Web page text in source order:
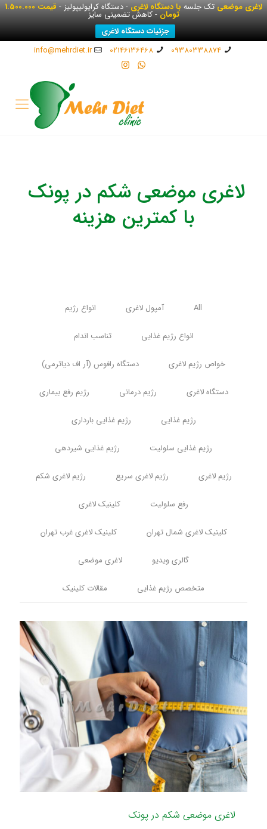
لاغری موضعیتک جلسهبا دستگاه لاغری- دستگاه کرایولیپولیز - قیمت 1.500.000
تومان- کاهش تضمینی سایز
جزئیات دستگاه لاغری
09380338874
02146136468
info@mehrdiet.ir
لاغری موضعی شکم در پونک
با کمترین هزینه
All آمپول لاغری انواع رژیم
انواع رژیم غذایی تناسب اندام
خواص رژیم لاغری دستگاه رافوس (آر اف دیاترمی)
دستگاه لاغری رژیم درمانی رژیم رفع بیماری
رژیم غذایی رژیم غذایی بارداری
رژیم غذایی سلولیت رژیم غذایی شیردهی
رژیم لاغری رژیم لاغری سریع رژیم لاغری شکم
رفع سلولیت کلینیک لاغری
کلینیک لاغری شمال تهران کلینیک لاغری غرب تهران
گالری ویدیو لاغری موضعی
متخصص رژیم غذایی مقالات کلینیک
لاغری موضعی شکم در پونک